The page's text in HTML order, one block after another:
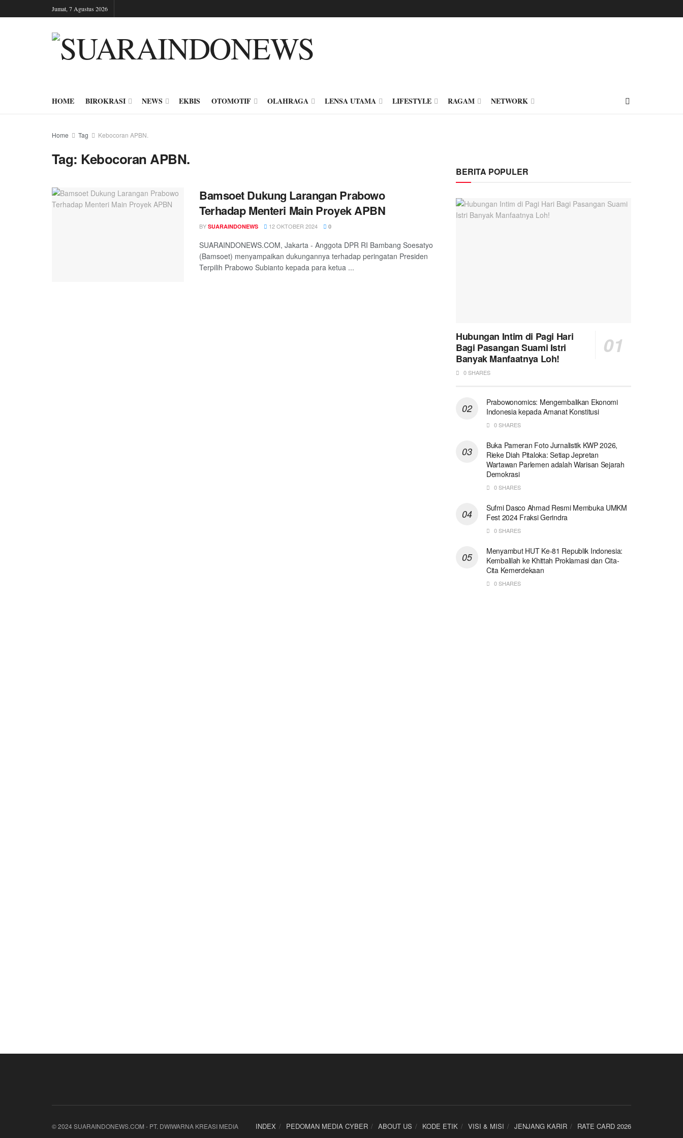
Jumat, 7 Agustus 2026
HOME BIROKRASI NEWS EKBIS OTOMOTIF OLAHRAGA LENSA UTAMA LIFESTYLE RAGAM NETWORK
Home Tag Kebocoran APBN.
Tag: Kebocoran APBN.
Bamsoet Dukung Larangan Prabowo
Terhadap Menteri Main Proyek APBN
BY SUARAINDONEWS 12 OKTOBER 2024 0
SUARAINDONEWS.COM, Jakarta - Anggota DPR RI Bambang Soesatyo
(Bamsoet) menyampaikan dukungannya terhadap peringatan Presiden
Terpilih Prabowo Subianto kepada para ketua ...
BERITA POPULER
Hubungan Intim di Pagi Hari
Bagi Pasangan Suami Istri
Banyak Manfaatnya Loh!
0 SHARES
Prabowonomics: Mengembalikan Ekonomi
Indonesia kepada Amanat Konstitusi
0 SHARES
Buka Pameran Foto Jurnalistik KWP 2026,
Rieke Diah Pitaloka: Setiap Jepretan
Wartawan Parlemen adalah Warisan Sejarah
Demokrasi
0 SHARES
Sufmi Dasco Ahmad Resmi Membuka UMKM
Fest 2024 Fraksi Gerindra
0 SHARES
Menyambut HUT Ke-81 Republik Indonesia:
Kembalilah ke Khittah Proklamasi dan Cita-
Cita Kemerdekaan
0 SHARES
INDEX PEDOMAN MEDIA CYBER ABOUT US KODE ETIK VISI & MISI JENJANG KARIR RATE CARD 2026
© 2024 SUARAINDONEWS.COM - PT. DWIWARNA KREASI MEDIA